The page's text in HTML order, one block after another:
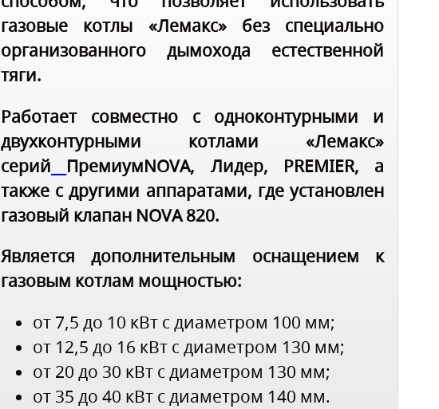
газовые котлы «Лемакс» без специально
организованного дымохода естественной
тяги.
Работает совместно с одноконтурными и
двухконтурными котлами «Лемакс»
серий
ПремиумNOVA, Лидер, PREMIER, а
также с другими аппаратами, где установлен
газовый клапан NOVA 820.
Является дополнительным оснащением к
газовым котлам мощностью:
от 7,5 до 10 кВт с диаметром 100 мм;
от 12,5 до 16 кВт с диаметром 130 мм;
от 20 до 30 кВт с диаметром 130 мм;
от 35 до 40 кВт с диаметром 140 мм.